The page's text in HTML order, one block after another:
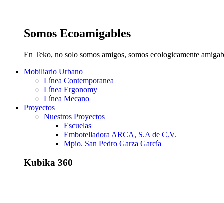
Somos Ecoamigables
En Teko, no solo somos amigos, somos ecologicamente
Mobiliario Urbano
Línea Contemporanea
Línea Ergonomy
Línea Mecano
Proyectos
Nuestros Proyectos
Escuelas
Embotelladora ARCA, S.A de C.V.
Mpio. San Pedro Garza García
Kubika 360